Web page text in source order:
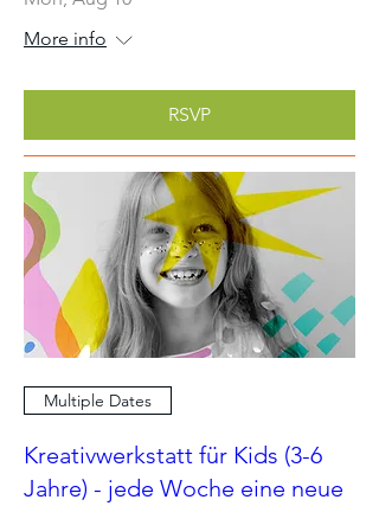
More info
RSVP
Multiple Dates
Kreativwerkstatt für Kids (3-6
Jahre) - jede Woche eine neue